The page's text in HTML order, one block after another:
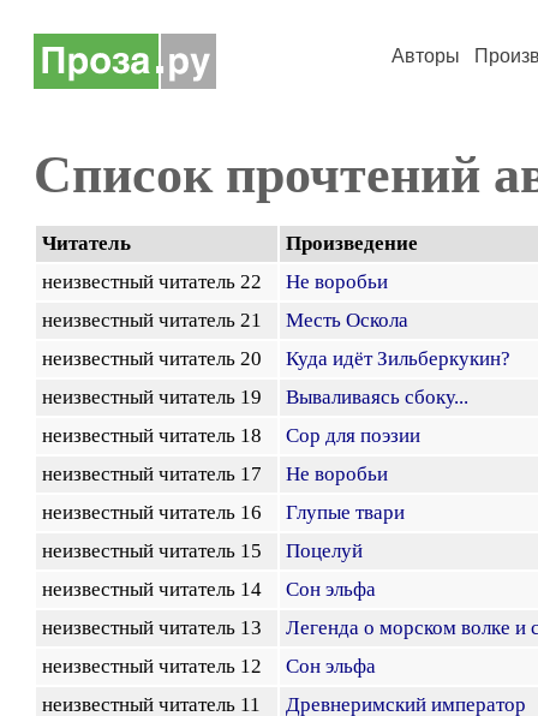
Авторы
Список прочтений
Читатель
Произведение
неизвестный читатель 22
Не воробьи
неизвестный читатель 21
Месть Оскола
неизвестный читатель 20
Куда идёт Зильберкукин?
неизвестный читатель 19
Вываливаясь сбоку...
неизвестный читатель 18
Сор для поэзии
неизвестный читатель 17
Не воробьи
неизвестный читатель 16
Глупые твари
неизвестный читатель 15
Поцелуй
неизвестный читатель 14
Сон эльфа
неизвестный читатель 13
Легенда о морском волке и
неизвестный читатель 12
Сон эльфа
неизвестный читатель 11
Древнеримский император